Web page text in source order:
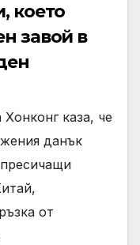
което
завой в
каза, че
данък
от